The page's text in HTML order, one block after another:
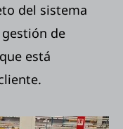
del sistema
de
está